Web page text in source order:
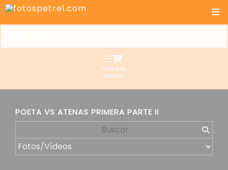
Compra
rápida
POETA VS ATENAS PRIMERA PARTE II